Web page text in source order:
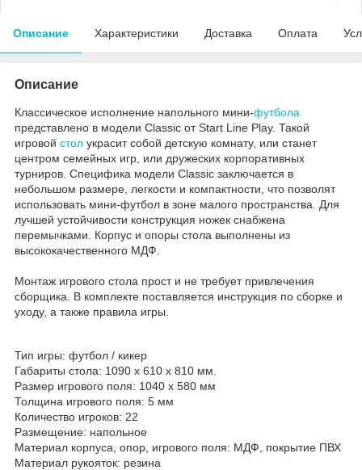
Описание Характеристики Доставка Оплата
Описание
Классическое исполнение напольного мини-футбола
представлено в модели Сlassic от Start Line Play. Такой
игровой стол украсит собой детскую комнату, или станет
центром семейных игр, или дружеских корпоративных
турниров. Специфика модели Сlassic заключается в
небольшом размере, легкости и компактности, что позволят
использовать мини-футбол в зоне малого пространства. Для
лучшей устойчивости конструкция ножек снабжена
перемычками. Корпус и опоры стола выполнены из
высококачественного МДФ.
Монтаж игрового стола прост и не требует привлечения
сборщика. В комплекте поставляется инструкция по сборке и
уходу, а также правила игры.
Тип игры: футбол / кикер
Габариты стола: 1090 x 610 x 810 мм.
Размер игрового поля: 1040 х 580 мм
Толщина игрового поля: 5 мм
Количество игроков: 22
Размещение: напольное
Материал корпуса, опор, игрового поля: МДФ, покрытие ПВХ
Материал рукояток: резина